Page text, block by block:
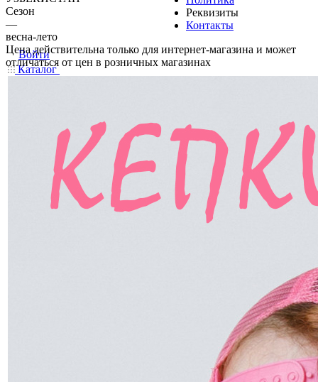
Реквизиты
Контакты
Войти
Каталог
Сезон
—
весна-лето
Цена действительна только для интернет-магазина и может
отличаться от цен в розничных магазинах